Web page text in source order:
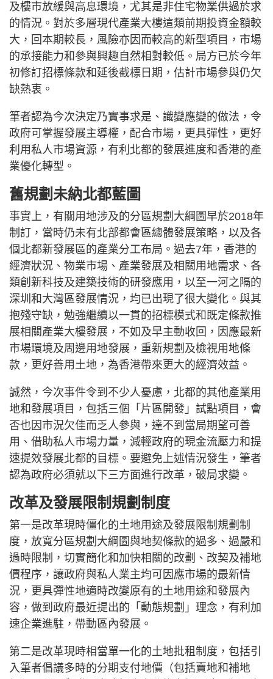
及樓市放緩與高息環境，尤其是非住宅物業供過於求
的情況。對於多層現代產業大樓這類前期投資金額較
大，回本期較長，風險亦因而較高的新型項目，市場
的承接能力和參與興趣自然相對較低。局方已於今年
初修訂招標條款和延後截標日期，估計市場參與仍欠
缺熱衷。
筆者認為今次決定乃實事求是、識變應變的做法，令
政府可掌握發展主導權，配合市場，更具彈性，更好
利用私人市場資源，有利北都的發展進度和香港的產
業優化轉型。
舊規劃未納北都藍圖
事實上，有關用地涉及的分區規劃大綱圖早於2018年
制訂，當時仍未有北部都會區總體發展策略，以及各
個北都新發展區的產業分工布局。過去7年，香港的
經濟狀況、物業市場、產業發展及相關用地需求、各
類創新科技及建築技術的研發應用，以至一河之隔的
深圳和大灣區發展情況，均已出現了很大變化。與其
抱殘守缺，勉強繼續以一貫的招標模式和既定條款推
展相關產業大樓發展，不如及早主動收回，因應最新
市場環境及周邊用地發展，重新規劃及檢視用地條
款，更好善用土地，為香港帶來更大的經濟效益。
誠然，今次事件令到不少人憂慮，北都的其他產業用
地和發展項目，包括三個「片區開發」試點項目，會
否也因市況欠佳而乏人參與，達不到當局期望可善
用、借助私人市場力量，減輕政府的現金流壓力和提
速提效發展北都的目標。要避免上述情況發生，筆者
認為政府必須就以下三方面進行改革，破局求變。
改革及發展限制規劃制度
第一是改革現時僵化的土地用途及發展限制規劃制
度，放寬分區規劃大綱圖與地契條款的過多、過嚴和
過時限制，切實簡化和加快相關的改劃、改契及補地
價程序，讓政府與私人業主均可因應市場的最新情
況，更具彈性地適時改變原有的土地用途和發展內
容，做到政府最近提出的「動態規劃」理念，有利加
速企業進駐，帶動區內發展。
第二是改革現時相當單一化的土地批租制度，包括引
入筆者倡議多時的分期支付地價（包括賣地和補地